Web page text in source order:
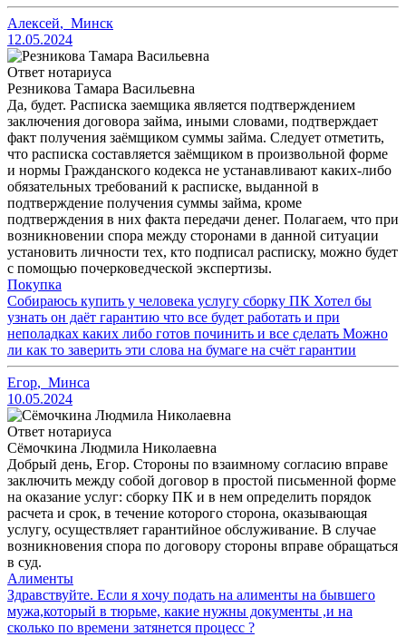
Алексей, Минск
12.05.2024
Ответ нотариуса
Резникова Тамара Васильевна
Да, будет. Расписка заемщика является подтверждением
заключения договора займа, иными словами, подтверждает
факт получения заёмщиком суммы займа. Следует отметить,
что расписка составляется заёмщиком в произвольной форме
и нормы Гражданского кодекса не устанавливают каких-либо
обязательных требований к расписке, выданной в
подтверждение получения суммы займа, кроме
подтверждения в них факта передачи денег. Полагаем, что при
возникновении спора между сторонами в данной ситуации
установить личности тех, кто подписал расписку, можно будет
с помощью почерковедческой экспертизы.
Покупка
Собираюсь купить у человека услугу сборку ПК Хотел бы
узнать он даёт гарантию что все будет работать и при
неполадках каких либо готов починить и все сделать Можно
ли как то заверить эти слова на бумаге на счёт гарантии
Егор, Минса
10.05.2024
Ответ нотариуса
Сёмочкина Людмила Николаевна
Добрый день, Егор. Стороны по взаимному согласию вправе
заключить между собой договор в простой письменной форме
на оказание услуг: сборку ПК и в нем определить порядок
расчета и срок, в течение которого сторона, оказывающая
услугу, осуществляет гарантийное обслуживание. В случае
возникновения спора по договору стороны вправе обращаться
в суд.
Алименты
Здравствуйте. Если я хочу подать на алименты на бывшего
мужа,который в тюрьме, какие нужны документы ,и на
сколько по времени затянется процесс ?